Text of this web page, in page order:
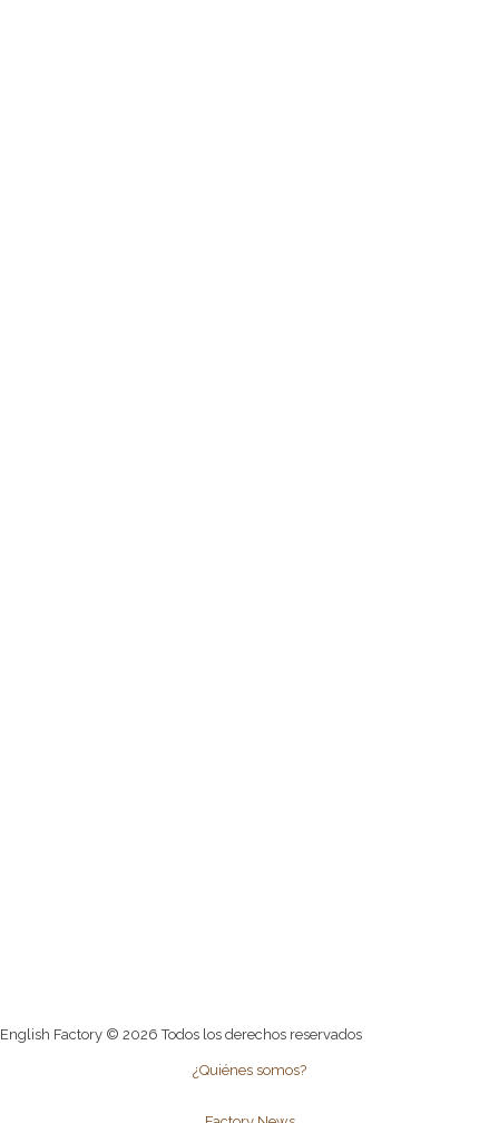
English Factory © 2026 Todos los derechos reservados
¿Quiénes somos?